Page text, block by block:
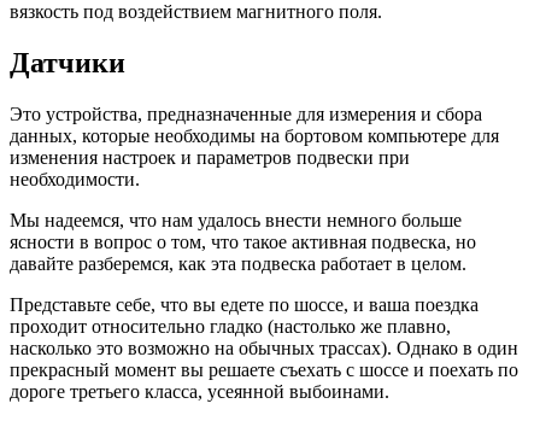
вязкость под воздействием магнитного поля.
Датчики
Это устройства, предназначенные для измерения и сбора
данных, которые необходимы на бортовом компьютере для
изменения настроек и параметров подвески при
необходимости.
Мы надеемся, что нам удалось внести немного больше
ясности в вопрос о том, что такое активная подвеска, но
давайте разберемся, как эта подвеска работает в целом.
Представьте себе, что вы едете по шоссе, и ваша поездка
проходит относительно гладко (настолько же плавно,
насколько это возможно на обычных трассах). Однако в один
прекрасный момент вы решаете съехать с шоссе и поехать по
дороге третьего класса, усеянной выбоинами.